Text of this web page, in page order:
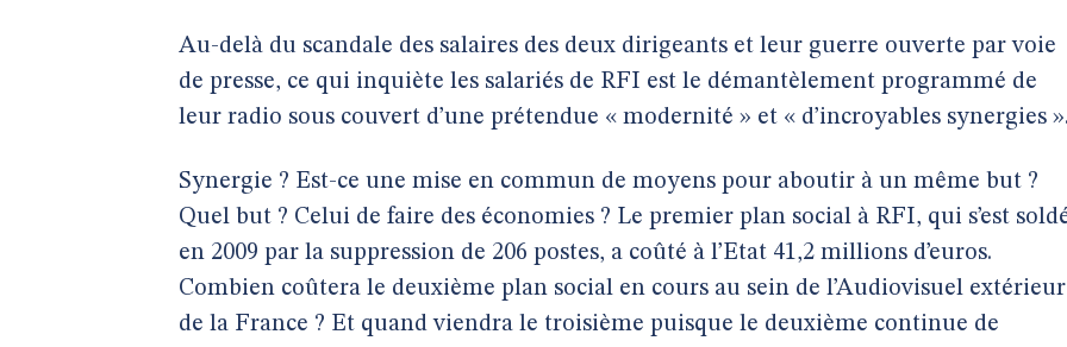
Au-delà du scandale des salaires des deux dirigeants et leur guerre ouverte par voie
de presse, ce qui inquiète les salariés de RFI est le démantèlement programmé de
leur radio sous couvert d’une prétendue « modernité » et « d’incroyables synergies
Synergie ? Est-ce une mise en commun de moyens pour aboutir à un même but ?
Quel but ? Celui de faire des économies ? Le premier plan social à RFI, qui s’est
en 2009 par la suppression de 206 postes, a coûté à l’Etat 41,2 millions d’euros.
Combien coûtera le deuxième plan social en cours au sein de l’Audiovisuel extérieur
de la France ? Et quand viendra le troisième puisque le deuxième continue de